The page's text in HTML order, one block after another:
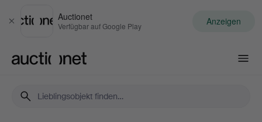
Schließen
Auctionet
Verfügbar auf Google Play Anzeigen